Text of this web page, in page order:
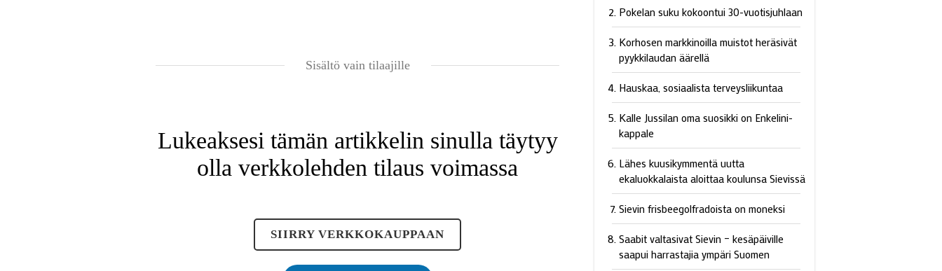
Sisältö vain tilaajille
Lukeaksesi tämän artikkelin sinulla täytyy
olla verkkolehden tilaus voimassa
SIIRRY VERKKOKAUPPAAN
Pokelan suku kokoontui 30-vuotisjuhlaan
Korhosen markkinoilla muistot heräsivät
pyykkilaudan äärellä
Hauskaa, sosiaalista terveysliikuntaa
Kalle Jussilan oma suosikki on Enkelini-
kappale
Lähes kuusikymmentä uutta
ekaluokkalaista aloittaa koulunsa Sievissä
Sievin frisbeegolfradoista on moneksi
Saabit valtasivat Sievin – kesäpäiville
saapui harrastajia ympäri Suomen